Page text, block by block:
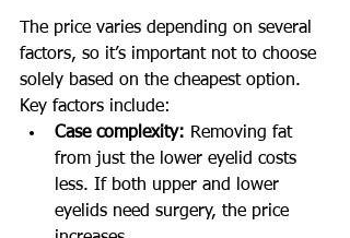
The price varies depending on several
factors, so it’s important not to choose
solely based on the cheapest option.
Key factors include:
Case complexity: Removing fat
from just the lower eyelid costs
less. If both upper and lower
eyelids need surgery, the price